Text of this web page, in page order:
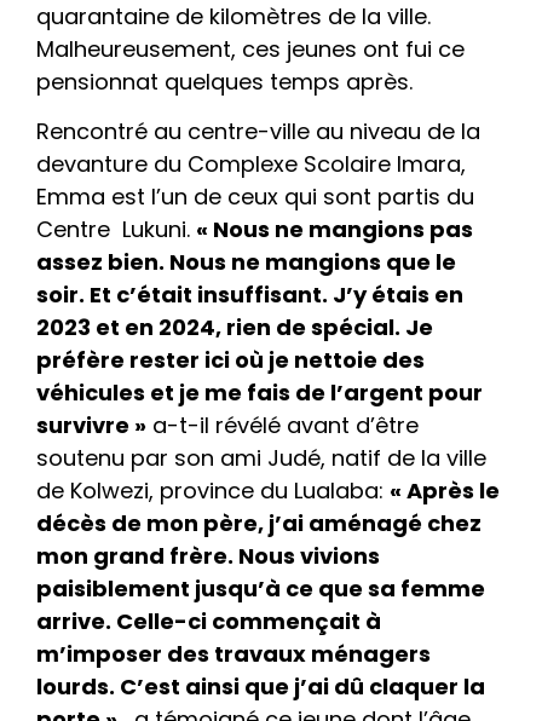
quarantaine de kilomètres de la ville.
Malheureusement, ces jeunes ont fui ce
pensionnat quelques temps après.
Rencontré au centre-ville au niveau de la
devanture du Complexe Scolaire Imara,
Emma est l’un de ceux qui sont partis du
Centre Lukuni. « Nous ne mangions pas
assez bien. Nous ne mangions que le
soir. Et c’était insuffisant. J’y étais en
2023 et en 2024, rien de spécial. Je
préfère rester ici où je nettoie des
véhicules et je me fais de l’argent pour
survivre » a-t-il révélé avant d’être
soutenu par son ami Judé, natif de la ville
de Kolwezi, province du Lualaba: « Après le
décès de mon père, j’ai aménagé chez
mon grand frère. Nous vivions
paisiblement jusqu’à ce que sa femme
arrive. Celle-ci commençait à
m’imposer des travaux ménagers
lourds. C’est ainsi que j’ai dû claquer la